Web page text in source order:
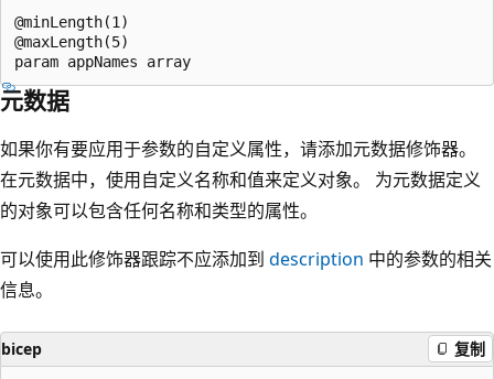
@minLength(1)
@maxLength(5)
元数据
如果你有要应用于参数的自定义属性，请添加元数据修饰器。
在元数据中，使用自定义名称和值来定义对象。 为元数据定义
的对象可以包含任何名称和类型的属性。
可以使用此修饰器跟踪不应添加到 description 中的参数的相关
信息。
bicep 复制